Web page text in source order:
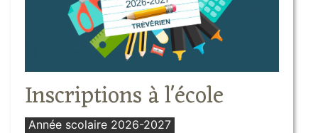
Inscriptions à l'école
Année scolaire 2026-2027